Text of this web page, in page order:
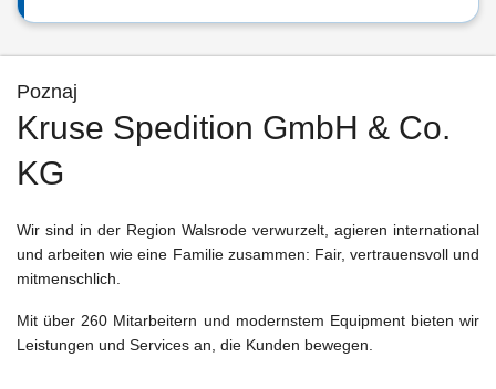
Poznaj
Kruse Spedition GmbH & Co.
KG
Wir sind in der Region Walsrode verwurzelt, agieren international
und arbeiten wie eine Familie zusammen: Fair, vertrauensvoll und
mitmenschlich.
Mit über 260 Mitarbeitern und modernstem Equipment bieten wir
Leistungen und Services an, die Kunden bewegen.